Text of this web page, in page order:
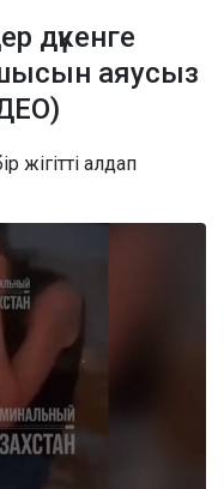
дүкенге
аяусыз
жігітті алдап